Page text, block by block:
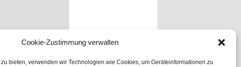
Cookie-Zustimmung verwalten
bieten, verwenden wir Technologien wie Cookies, um Geräteinformationen zu